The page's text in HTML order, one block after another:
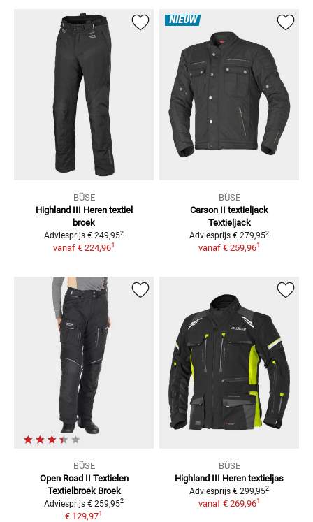
BÜSE
Highland III Heren textiel
broek
Adviesprijs € 249,952
vanaf € 224,961
NIEUW
BÜSE
Carson II textieljack
Textieljack
Adviesprijs € 279,952
vanaf € 259,961
BÜSE
Open Road II Textielen
Textielbroek Broek
Adviesprijs € 259,952
€ 129,971
BÜSE
Highland III Heren textieljas
Adviesprijs € 299,952
vanaf € 269,961